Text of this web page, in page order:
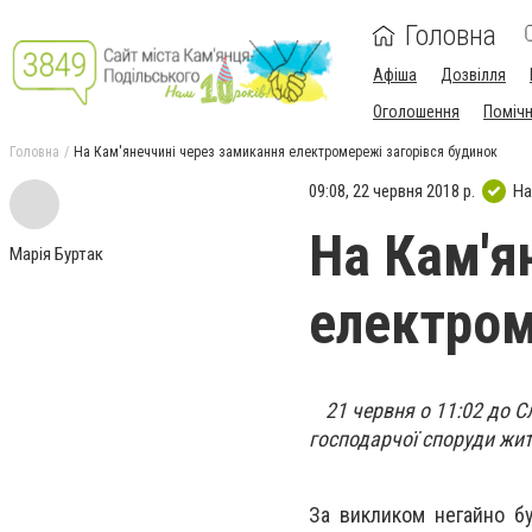
Головна
Афіша Дозвілля
Оголошення
Головна На Кам'янеччині через замикання електромережі загорівся будинок
Марія Буртак
09:08, 22 червня 2018 р.
На
21 червня о 11:02 до
господарчої споруди
За викликом негайно